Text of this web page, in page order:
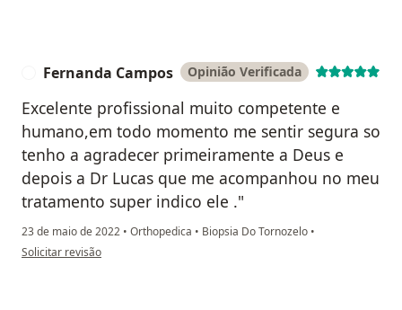
Fernanda Campos Opinião Verificada
Excelente profissional muito competente e
humano,em todo momento me sentir segura so
tenho a agradecer primeiramente a Deus e
depois a Dr Lucas que me acompanhou no meu
tratamento super indico ele ."
23 de maio de 2022 • Orthopedica • Biopsia Do Tornozelo •
na opinião do utilizador Fernanda Campos
Solicitar revisão